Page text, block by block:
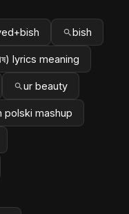
bish
lyrics meaning
ur beauty
polski mashup